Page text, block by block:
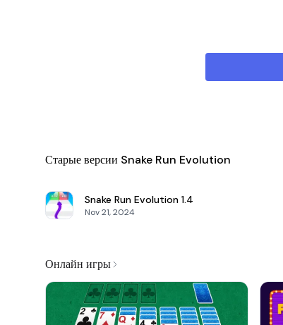
Старые версии Snake Run Evolution
Snake Run Evolution 1.4
Nov 21, 2024
Онлайн игры